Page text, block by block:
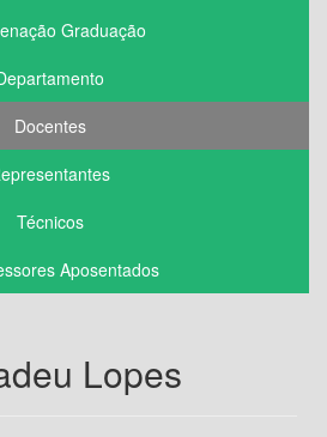
Graduação
Docentes
Técnicos
Aposentados
Lopes